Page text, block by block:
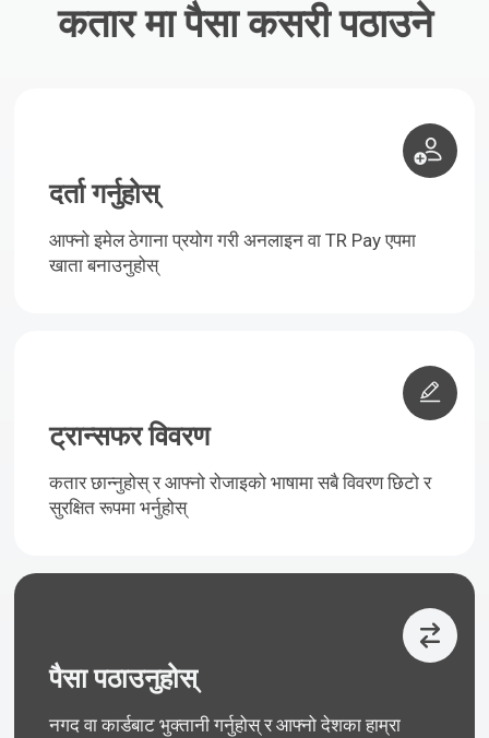
कतार मा पैसा कसरी पठाउने
दर्ता गर्नुहोस्
आफ्नो इमेल ठेगाना प्रयोग गरी अनलाइन वा TR Pay एपमा
खाता बनाउनुहोस्
ट्रान्सफर विवरण
कतार छान्नुहोस् र आफ्नो रोजाइको भाषामा सबै विवरण छिटो र
सुरक्षित रूपमा भर्नुहोस्
पैसा पठाउनुहोस्
नगद वा कार्डबाट भुक्तानी गर्नुहोस् र आफ्नो देशका हाम्रा